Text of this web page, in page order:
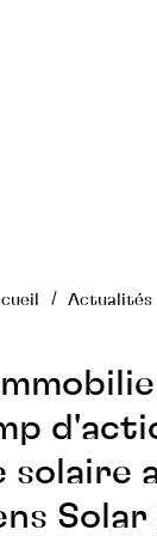
Actualités
solaire
Solar